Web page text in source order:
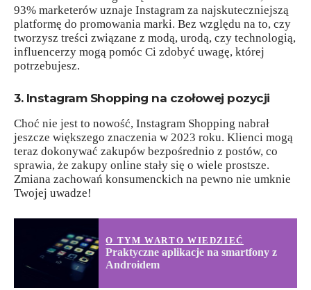
93% marketerów uznaje Instagram za najskuteczniejszą
platformę do promowania marki. Bez względu na to, czy
tworzysz treści związane z modą, urodą, czy technologią,
influencerzy mogą pomóc Ci zdobyć uwagę, której
potrzebujesz.
3. Instagram Shopping na czołowej pozycji
Choć nie jest to nowość, Instagram Shopping nabrał
jeszcze większego znaczenia w 2023 roku. Klienci mogą
teraz dokonywać zakupów bezpośrednio z postów, co
sprawia, że zakupy online stały się o wiele prostsze.
Zmiana zachowań konsumenckich na pewno nie umknie
Twojej uwadze!
O TYM WARTO WIEDZIEĆ
Praktyczne aplikacje na smartfony z
Androidem